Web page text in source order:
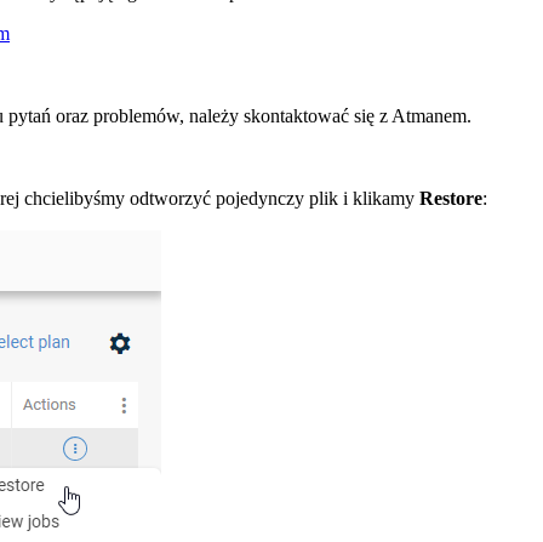
oraz problemów, należy skontaktować się z Atmanem.
chcielibyśmy odtworzyć pojedynczy plik i klikamy Restore: